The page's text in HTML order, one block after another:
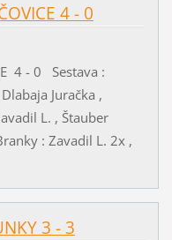
4 - 0
4 - 0 Sestava :
Juračka ,
L. , Štauber
: Zavadil L. 2x ,
3 - 3